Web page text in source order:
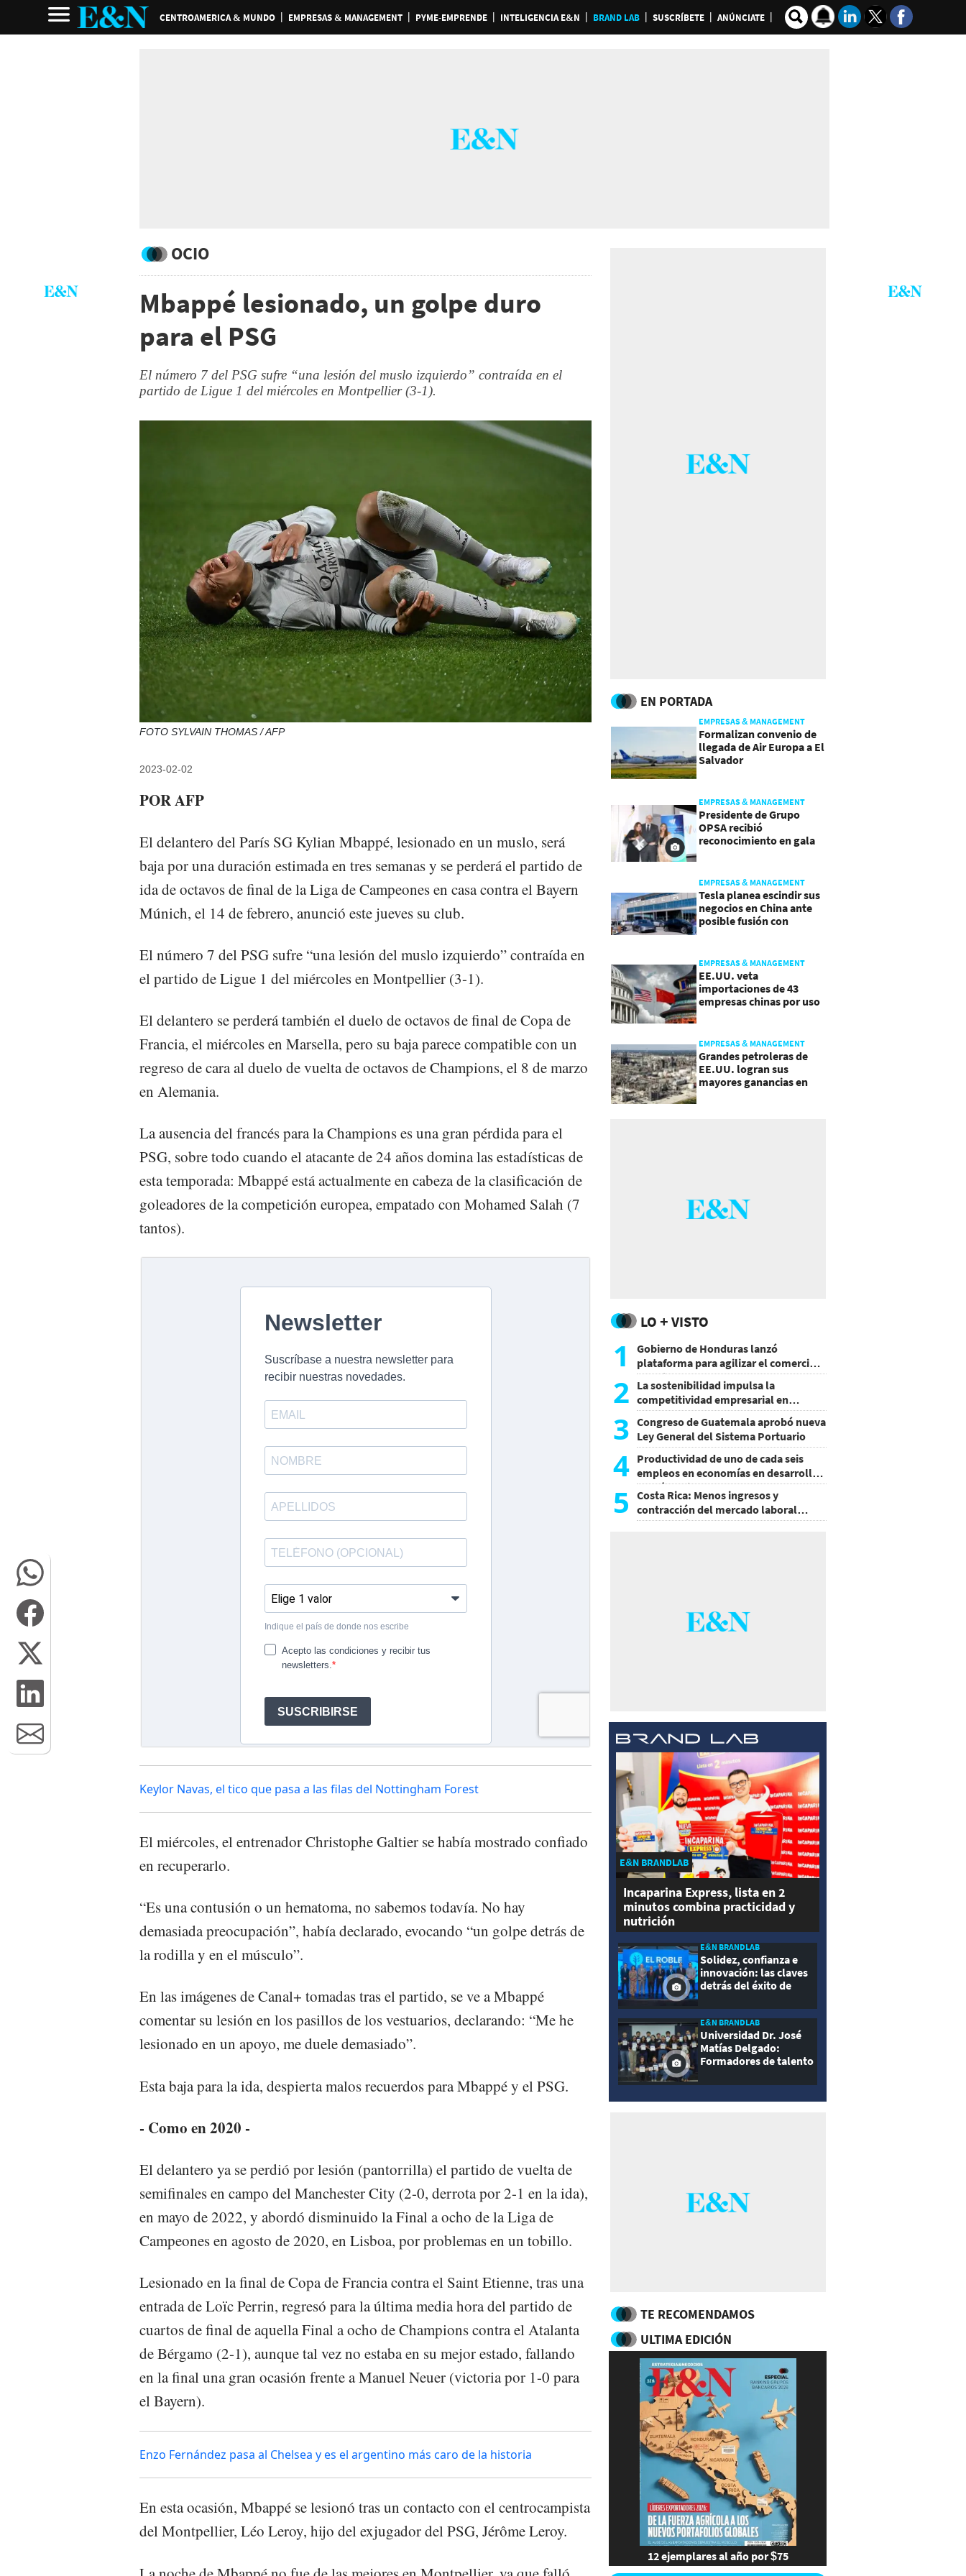
CENTROAMERICA & MUNDO EMPRESAS & MANAGEMENT PYME-EMPRENDE INTELIGENCIA E&N BRAND LAB SUSCRÍBETE ANÚNCIATE
OCIO
Mbappé lesionado, un golpe duro
para el PSG
El número 7 del PSG sufre “una lesión del muslo izquierdo” contraída en el
partido de Ligue 1 del miércoles en Montpellier (3-1).
FOTO SYLVAIN THOMAS / AFP
2023-02-02
POR AFP
El delantero del París SG Kylian Mbappé, lesionado en un muslo, será
baja por una duración estimada en tres semanas y se perderá el partido de
ida de octavos de final de la Liga de Campeones en casa contra el Bayern
Múnich, el 14 de febrero, anunció este jueves su club.
El número 7 del PSG sufre “una lesión del muslo izquierdo” contraída en
el partido de Ligue 1 del miércoles en Montpellier (3-1).
El delantero se perderá también el duelo de octavos de final de Copa de
Francia, el miércoles en Marsella, pero su baja parece compatible con un
regreso de cara al duelo de vuelta de octavos de Champions, el 8 de marzo
en Alemania.
La ausencia del francés para la Champions es una gran pérdida para el
PSG, sobre todo cuando el atacante de 24 años domina las estadísticas de
esta temporada: Mbappé está actualmente en cabeza de la clasificación de
goleadores de la competición europea, empatado con Mohamed Salah (7
tantos).
Keylor Navas, el tico que pasa a las filas del Nottingham Forest
El miércoles, el entrenador Christophe Galtier se había mostrado confiado
en recuperarlo.
“Es una contusión o un hematoma, no sabemos todavía. No hay
demasiada preocupación”, había declarado, evocando “un golpe detrás de
la rodilla y en el músculo”.
En las imágenes de Canal+ tomadas tras el partido, se ve a Mbappé
comentar su lesión en los pasillos de los vestuarios, declarando: “Me he
lesionado en un apoyo, me duele demasiado”.
Esta baja para la ida, despierta malos recuerdos para Mbappé y el PSG.
- Como en 2020 -
El delantero ya se perdió por lesión (pantorrilla) el partido de vuelta de
semifinales en campo del Manchester City (2-0, derrota por 2-1 en la ida),
en mayo de 2022, y abordó disminuido la Final a ocho de la Liga de
Campeones en agosto de 2020, en Lisboa, por problemas en un tobillo.
Lesionado en la final de Copa de Francia contra el Saint Etienne, tras una
entrada de Loïc Perrin, regresó para la última media hora del partido de
cuartos de final de aquella Final a ocho de Champions contra el Atalanta
de Bérgamo (2-1), aunque tal vez no estaba en su mejor estado, fallando
en la final una gran ocasión frente a Manuel Neuer (victoria por 1-0 para
el Bayern).
Enzo Fernández pasa al Chelsea y es el argentino más caro de la historia
En esta ocasión, Mbappé se lesionó tras un contacto con el centrocampista
del Montpellier, Léo Leroy, hijo del exjugador del PSG, Jérôme Leroy.
EN PORTADA
EMPRESAS & MANAGEMENT
Formalizan convenio de
llegada de Air Europa a El
Salvador
EMPRESAS & MANAGEMENT
Presidente de Grupo
OPSA recibió
reconocimiento en gala
EMPRESAS & MANAGEMENT
Tesla planea escindir sus
negocios en China ante
posible fusión con
EMPRESAS & MANAGEMENT
EE.UU. veta
importaciones de 43
empresas chinas por uso
EMPRESAS & MANAGEMENT
Grandes petroleras de
EE.UU. logran sus
mayores ganancias en
LO + VISTO
1
Gobierno de Honduras lanzó
plataforma para agilizar el comercio
exterior
2 La sostenibilidad impulsa la
competitividad empresarial en
Guatemala
3 Congreso de Guatemala aprobó nueva
Ley General del Sistema Portuario
4 Productividad de uno de cada seis
empleos en economías en desarrollo
podría mejorar por la IA
5
Costa Rica: Menos ingresos y
contracción del mercado laboral
causan baja del consumo
E&N BRANDLAB
Incaparina Express, lista en 2
minutos combina practicidad y
nutrición
E&N BRANDLAB
Solidez, confianza e
innovación: las claves
detrás del éxito de
E&N BRANDLAB
Universidad Dr. José
Matías Delgado:
Formadores de talento
TE RECOMENDAMOS
ULTIMA EDICIÓN
12 ejemplares al año por $75